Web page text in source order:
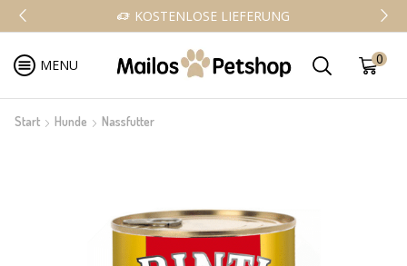
KOSTENLOSE LIEFERUNG
MENU 0
Start Hunde Nassfutter